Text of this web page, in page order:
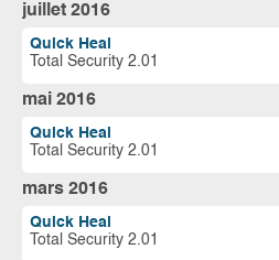
juillet 2016
Quick Heal
Total Security 2.01
mai 2016
Quick Heal
Total Security 2.01
mars 2016
Quick Heal
Total Security 2.01